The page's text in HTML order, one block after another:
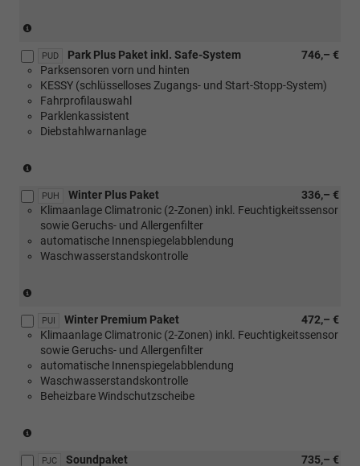
Verbindung
mit
1.0
MPI
59
kW)
PUD 746,– €
Park Plus Paket inkl. Safe-System
Parksensoren vorn und hinten
KESSY (schlüsselloses Zugangs- und Start-Stopp-System)
Fahrprofilauswahl
Parklenkassistent
Diebstahlwarnanlage
Verbindung
mit
1.0
MPI
59
PUH 336,– €
Winter Plus Paket
Klimaanlage Climatronic (2-Zonen) inkl. Feuchtigkeitssensor
sowie Geruchs- und Allergenfilter
automatische Innenspiegelabblendung
Waschwasserstandskontrolle
[PLD]
oder
[PLE]
oder
[PLH]
oder
PUI 472,– €
Winter Premium Paket
Klimaanlage Climatronic (2-Zonen) inkl. Feuchtigkeitssensor
sowie Geruchs- und Allergenfilter
automatische Innenspiegelabblendung
Waschwasserstandskontrolle
Beheizbare Windschutzscheibe
[PLD]
PJC 735,– €
Soundpaket